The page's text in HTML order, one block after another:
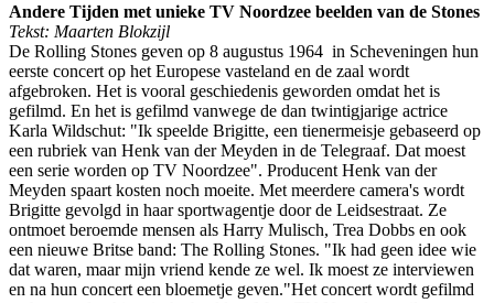
Andere Tijden met unieke TV Noordzee beelden van de Stones
Tekst: Maarten Blokzijl
De Rolling Stones geven op 8 augustus 1964 in Scheveningen hun
eerste concert op het Europese vasteland en de zaal wordt
afgebroken. Het is vooral geschiedenis geworden omdat het is
gefilmd. En het is gefilmd vanwege de dan twintigjarige actrice
Karla Wildschut: "Ik speelde Brigitte, een tienermeisje gebaseerd op
een rubriek van Henk van der Meyden in de Telegraaf. Dat moest
een serie worden op TV Noordzee". Producent Henk van der
Meyden spaart kosten noch moeite. Met meerdere camera's wordt
Brigitte gevolgd in haar sportwagentje door de Leidsestraat. Ze
ontmoet beroemde mensen als Harry Mulisch, Trea Dobbs en ook
een nieuwe Britse band: The Rolling Stones. "Ik had geen idee wie
dat waren, maar mijn vriend kende ze wel. Ik moest ze interviewen
en na hun concert een bloemetje geven."Het concert wordt gefilmd